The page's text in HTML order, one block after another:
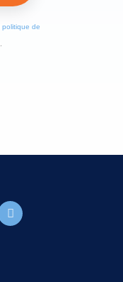
politique de